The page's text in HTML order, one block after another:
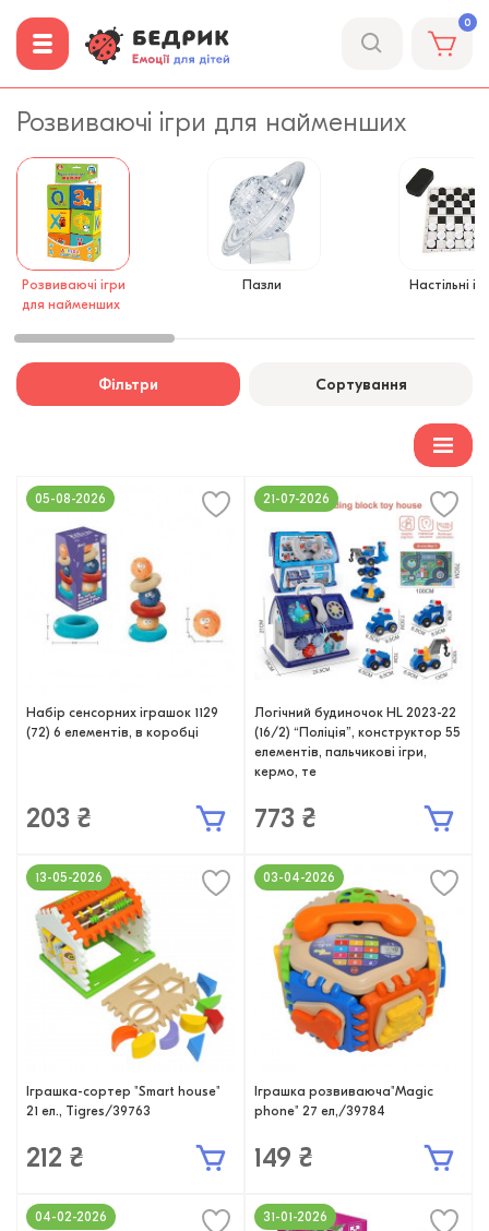
0
Розвиваючі ігри для найменших
Розвиваючі ігри
для найменших
Пазли Настільні
Фільтри Сортування
Набір сенсорних іграшок 1129
(72) 6 елементів, в коробці
203 ₴
05-08-2026
Логічний будиночок HL 2023-22
(16/2) “Поліція”, конструктор 55
елементів, пальчикові ігри,
кермо, те
773 ₴
21-07-2026
Іграшка-сортер "Smart house"
21 ел., Tigres/39763
212 ₴
13-05-2026
Іграшка розвиваюча"Magic
phone" 27 ел,/39784
149 ₴
03-04-2026
04-02-2026 31-01-2026